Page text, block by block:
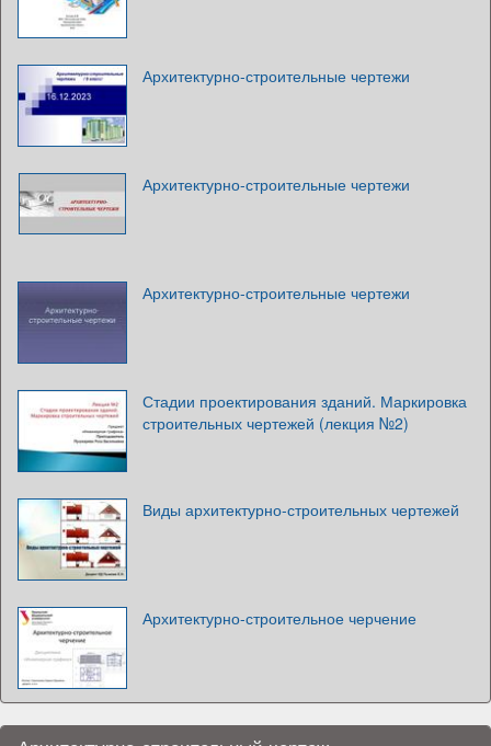
Архитектурно-строительные чертежи
Архитектурно-строительные чертежи
Архитектурно-строительные чертежи
Стадии проектирования зданий. Маркировка
строительных чертежей (лекция №2)
Виды архитектурно-строительных чертежей
Архитектурно-строительное черчение